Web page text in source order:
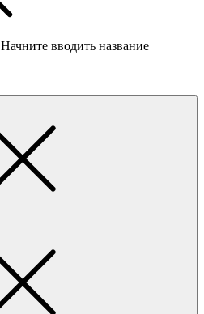
Начните вводить название